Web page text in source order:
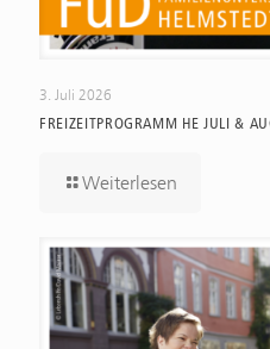
3. Juli 2026
FREIZEITPROGRAMM HE JULI &
Weiterlesen